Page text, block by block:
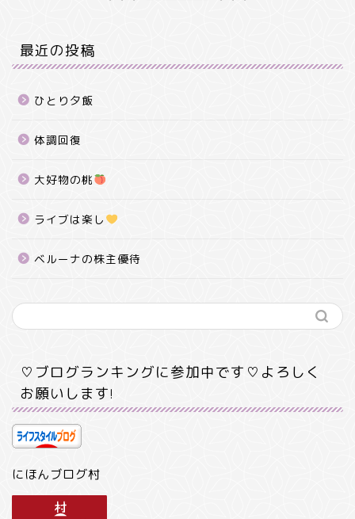
最近の投稿
ひとり夕飯
体調回復
大好物の桃
ライブは楽し
ベルーナの株主優待
♡ブログランキングに参加中です♡よろしく
お願いします!
にほんブログ村